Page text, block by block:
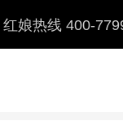
红娘热线 400-